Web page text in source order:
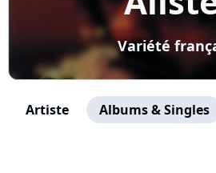
Variété
Artiste Albums & Singles